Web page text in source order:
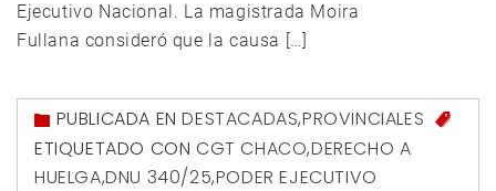
Ejecutivo Nacional. La magistrada Moira
Fullana consideró que la causa […]
PUBLICADA ENDESTACADAS,PROVINCIALES
ETIQUETADO CON CGT CHACO,DERECHO A
HUELGA,DNU 340/25,PODER EJECUTIVO